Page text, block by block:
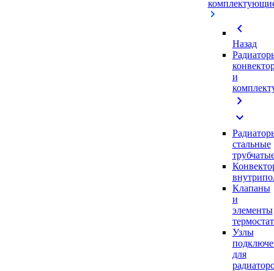
chevron_left
Назад
и
chevron_right
expand_more
стальные
Клапаны
и
элементы
Узлы
для